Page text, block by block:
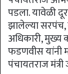
पडला. यावेळी
झालेल्या सरपंच,
अधिकारी, मुख्य
फडणवीस यांनी
पंचायतराज